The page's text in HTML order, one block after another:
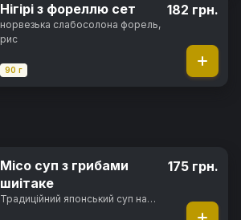
Нігірі з фореллю сет
норвезька слабосолона форель,
рис
90 г
182 грн.
Місо суп з грибами
шиітаке
Традиційний японський суп на
175 грн.